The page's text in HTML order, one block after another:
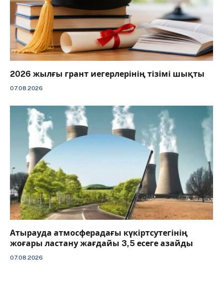
2026 жылғы грант иегерлерінің тізімі шықты
07.08.2026
Атырауда атмосферадағы күкіртсутегінің
жоғары ластану жағдайы 3,5 есеге азайды
07.08.2026